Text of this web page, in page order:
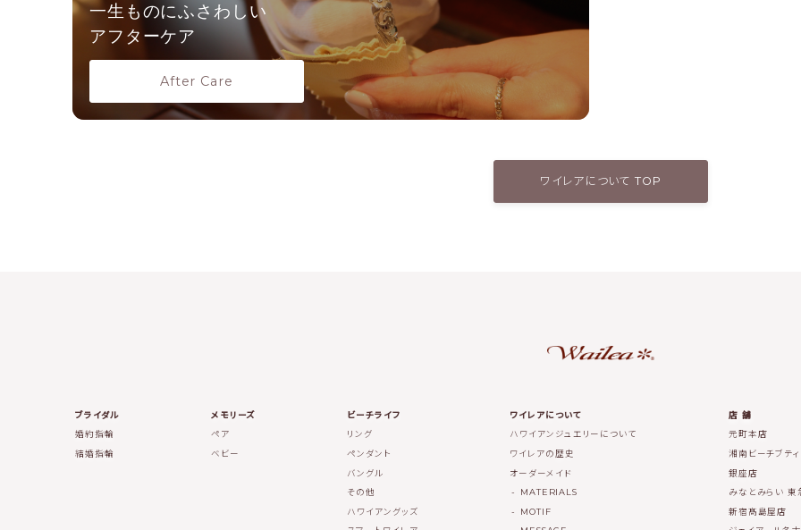
一生ものにふさわしい
アフターケア
After Care
ワイレアについて TOP
ブライダル
婚約指輪
結婚指輪
メモリーズ
ペア
ベビー
ビーチライフ
リング
ペンダント
バングル
その他
ハワイアングッズ
ワイレアについて
ハワイアンジュエリーについて
ワイレアの歴史
オーダーメイド
MATERIALS
MOTIF
店 舗
元町本店
湘南ビーチブテ
銀座店
みなとみらい 東
新宿髙島屋店